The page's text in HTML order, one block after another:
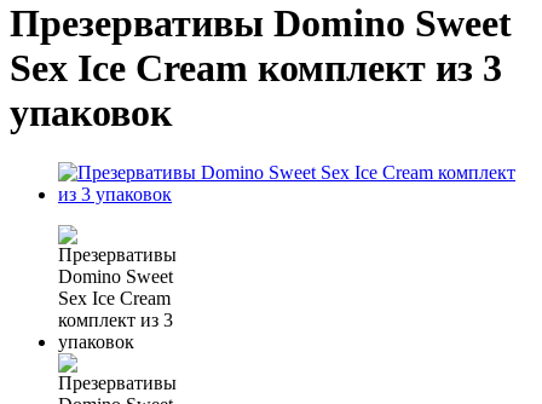
Презервативы Domino Sweet
Sex Ice Cream комплект из 3
упаковок